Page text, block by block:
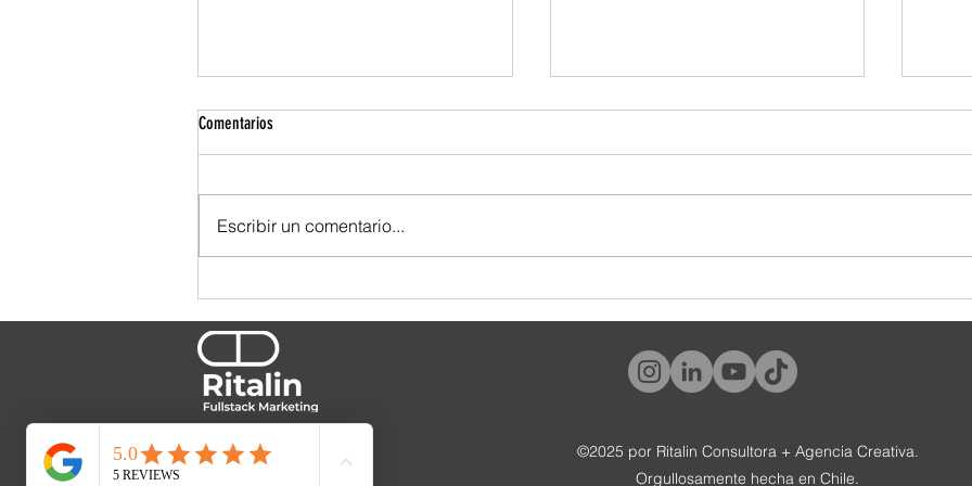
¿Y tú, qué tipo de cliente eres?
Comentarios
Escribir un comentario...
©2025 por Ritalin Consultora + Agencia Creativa.
Orgullosamente hecha en Chile.